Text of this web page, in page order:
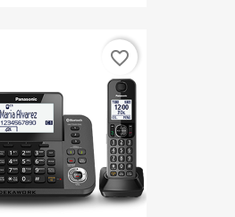
favorite_border